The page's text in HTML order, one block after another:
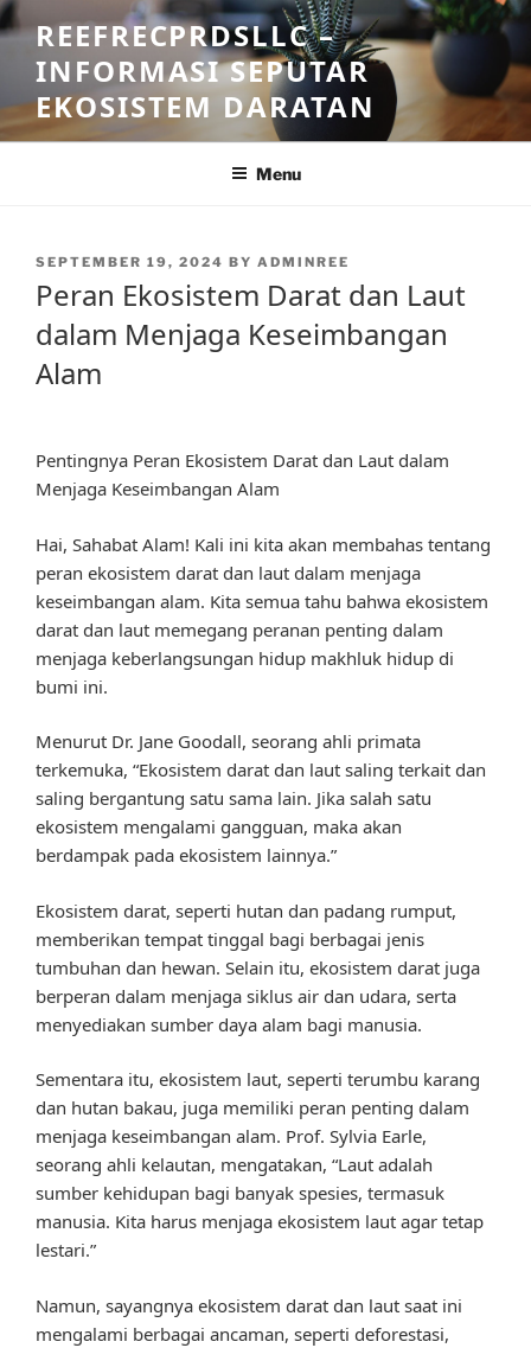
Skip
to
content
REEFRECPRDSLLC –
INFORMASI SEPUTAR
EKOSISTEM DARATAN
Menu
POSTED
SEPTEMBER 19, 2024 BY ADMINREE
Peran Ekosistem Darat dan Laut
dalam Menjaga Keseimbangan
Alam
Pentingnya Peran Ekosistem Darat dan Laut dalam
Menjaga Keseimbangan Alam
Hai, Sahabat Alam! Kali ini kita akan membahas tentang
peran ekosistem darat dan laut dalam menjaga
keseimbangan alam. Kita semua tahu bahwa ekosistem
darat dan laut memegang peranan penting dalam
menjaga keberlangsungan hidup makhluk hidup di
bumi ini.
Menurut Dr. Jane Goodall, seorang ahli primata
terkemuka, “Ekosistem darat dan laut saling terkait dan
saling bergantung satu sama lain. Jika salah satu
ekosistem mengalami gangguan, maka akan
berdampak pada ekosistem lainnya.”
Ekosistem darat, seperti hutan dan padang rumput,
memberikan tempat tinggal bagi berbagai jenis
tumbuhan dan hewan. Selain itu, ekosistem darat juga
berperan dalam menjaga siklus air dan udara, serta
menyediakan sumber daya alam bagi manusia.
Sementara itu, ekosistem laut, seperti terumbu karang
dan hutan bakau, juga memiliki peran penting dalam
menjaga keseimbangan alam. Prof. Sylvia Earle,
seorang ahli kelautan, mengatakan, “Laut adalah
sumber kehidupan bagi banyak spesies, termasuk
manusia. Kita harus menjaga ekosistem laut agar tetap
lestari.”
Namun, sayangnya ekosistem darat dan laut saat ini
mengalami berbagai ancaman, seperti deforestasi,